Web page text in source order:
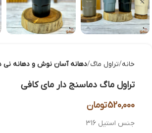
خانه تراول ماگ دهانه آسان نوش و دهانه نی
تراول ماگ دماسنج دار مای کافی
520,000تومان
جنس استیل 316